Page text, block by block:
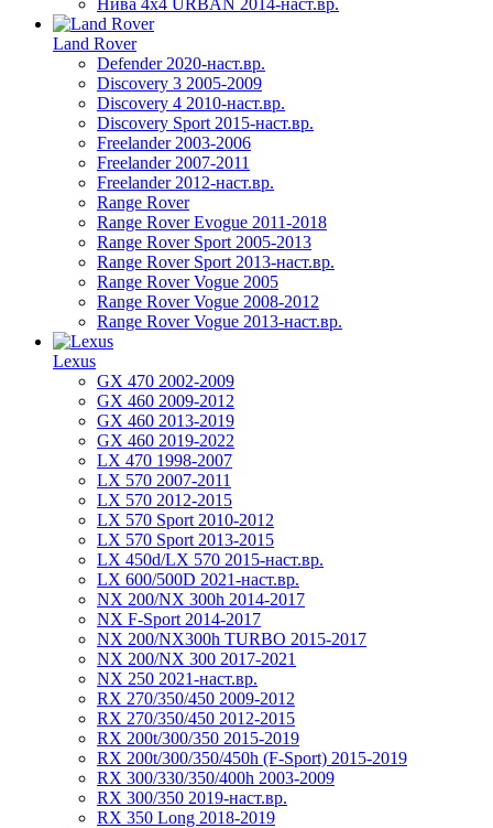
Land Rover
Defender 2020-наст.вр.
Discovery 3 2005-2009
Discovery 4 2010-наст.вр.
Discovery Sport 2015-наст.вр.
Freelander 2003-2006
Freelander 2007-2011
Freelander 2012-наст.вр.
Range Rover
Range Rover Evogue 2011-2018
Range Rover Sport 2005-2013
Range Rover Sport 2013-наст.вр.
Range Rover Vogue 2005
Range Rover Vogue 2008-2012
Range Rover Vogue 2013-наст.вр.
Lexus
GX 470 2002-2009
GX 460 2009-2012
GX 460 2013-2019
GX 460 2019-2022
LX 470 1998-2007
LX 570 2007-2011
LX 570 2012-2015
LX 570 Sport 2010-2012
LX 570 Sport 2013-2015
LX 450d/LX 570 2015-наст.вр.
LX 600/500D 2021-наст.вр.
NX 200/NX 300h 2014-2017
NX F-Sport 2014-2017
NX 200/NX300h TURBO 2015-2017
NX 200/NX 300 2017-2021
NX 250 2021-наст.вр.
RX 270/350/450 2009-2012
RX 270/350/450 2012-2015
RX 200t/300/350 2015-2019
RX 200t/300/350/450h (F-Sport) 2015-2019
RX 300/330/350/400h 2003-2009
RX 300/350 2019-наст.вр.
RX 350 Long 2018-2019